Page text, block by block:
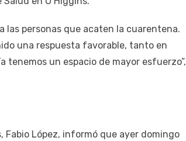
las personas que acaten la cuarentena.
una respuesta favorable, tanto en
tenemos un espacio de mayor esfuerzo”,
Fabio López, informó que ayer domingo